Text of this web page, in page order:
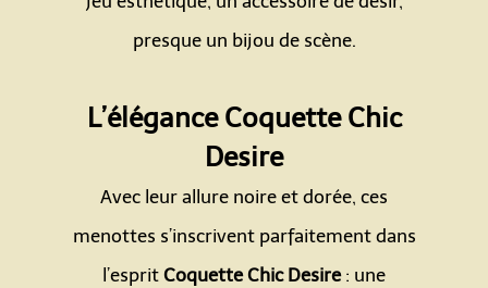
presque un bijou de scène.
L’élégance Coquette Chic
Desire
Avec leur allure noire et dorée, ces
menottes s’inscrivent parfaitement dans
l’esprit Coquette Chic Desire: une